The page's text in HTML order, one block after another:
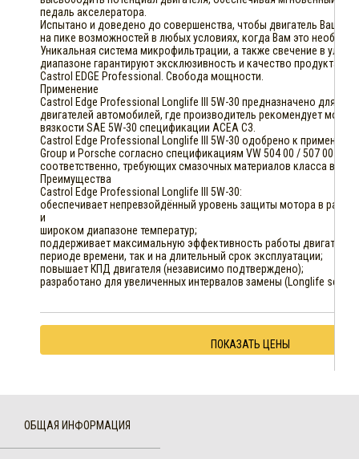
педаль акселератора.
Испытано и доведено до совершенства, чтобы двигатель Вашего
на пике возможностей в любых условиях, когда Вам это
Уникальная система микрофильтрации, а также свечение в
диапазоне гарантируют эксклюзивность и качество продукта.
Castrol EDGE Professional. Свобода мощности.
Применение
Castrol Edge Professional Longlife III 5W-30 предназначено для
двигателей автомобилей, где производитель рекомендует
вязкости SAE 5W-30 спецификации ACEA С3.
Castrol Edge Professional Longlife III 5W-30 одобрено к
Group и Porsche согласно спецификациям VW 504 00 / 507 00 и
соответственно, требующих смазочных материалов класса
Преимущества
Castrol Edge Professional Longlife III 5W-30:
обеспечивает непревзойдённый уровень защиты мотора в
и
широком диапазоне температур;
поддерживает максимальную эффективность работы двигателя,
периоде времени, так и на длительный срок эксплуатации;
повышает КПД двигателя (независимо подтверждено);
разработано для увеличенных интервалов замены (Longlife
ПОКАЗАТЬ ЦЕНЫ
ОБЩАЯ ИНФОРМАЦИЯ